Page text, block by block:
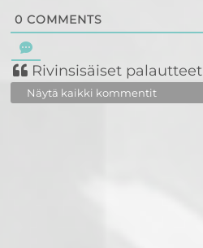
0 COMMENTS
Rivinsisäiset palautteet
Näytä kaikki kommentit